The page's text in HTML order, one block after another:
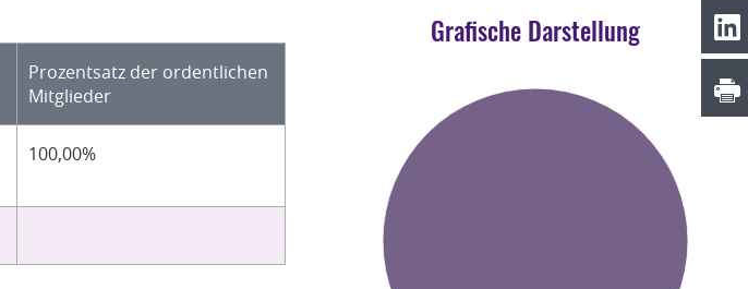
Prozentsatz der ordentlichen
Mitglieder
100,00%
Grafische Darstellung